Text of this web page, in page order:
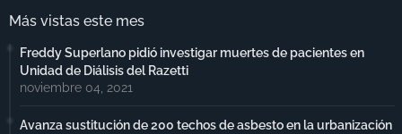
Más vistas este mes
Freddy Superlano pidió investigar muertes de pacientes en
Unidad de Diálisis del Razetti
noviembre 04, 2021
Avanza sustitución de 200 techos de asbesto en la urbanización